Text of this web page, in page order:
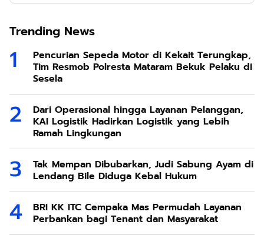
Trending News
Pencurian Sepeda Motor di Kekait Terungkap,
Tim Resmob Polresta Mataram Bekuk Pelaku di
Sesela
Dari Operasional hingga Layanan Pelanggan,
KAI Logistik Hadirkan Logistik yang Lebih
Ramah Lingkungan
Tak Mempan Dibubarkan, Judi Sabung Ayam di
Lendang Bile Diduga Kebal Hukum
BRI KK ITC Cempaka Mas Permudah Layanan
Perbankan bagi Tenant dan Masyarakat